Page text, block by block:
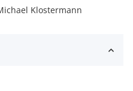
Klostermann